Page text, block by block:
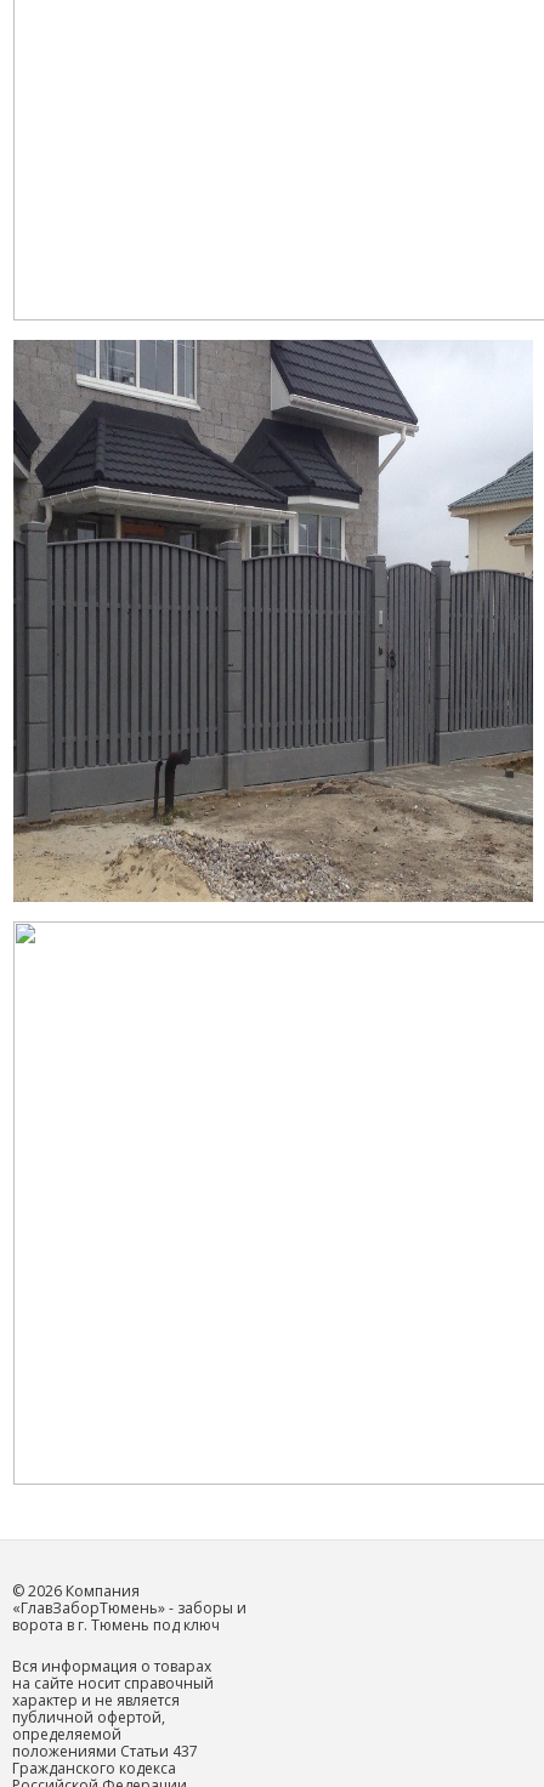
© 2026 Компания
«ГлавЗаборТюмень» - заборы и
ворота в г. Тюмень под ключ
Вся информация о товарах
на сайте носит справочный
характер и не является
публичной офертой,
определяемой
положениями Статьи 437
Гражданского кодекса